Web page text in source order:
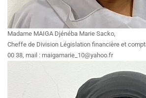
Madame MAIGA Djénéba Marie Sacko,
Cheffe de Division Législation financière et
00 38, mail : maigamarie_10@yahoo.fr